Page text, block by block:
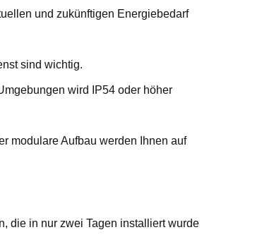
und zukünftigen Energiebedarf
sind wichtig.
wird IP54 oder höher
modulare Aufbau werden Ihnen auf
die in nur zwei Tagen installiert wurde